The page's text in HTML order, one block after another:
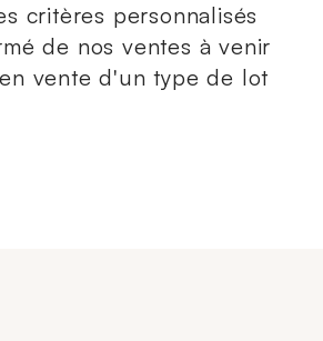
critères personnalisés
de nos ventes à venir
vente d'un type de lot